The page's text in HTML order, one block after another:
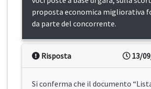
proposta economica migliorativa
da parte del concorrente.
13/
Risposta
Si conferma che il documento